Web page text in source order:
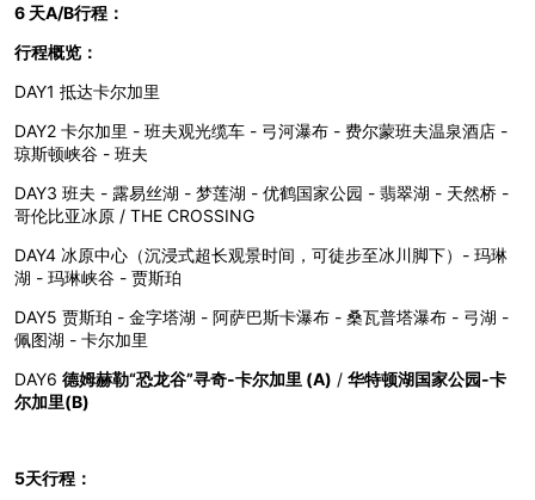
6 天A/B行程：
行程概览：
DAY1 抵达卡尔加里
DAY2 卡尔加里 - 班夫观光缆车 - 弓河瀑布 - 费尔蒙班夫温泉酒店 -
琼斯顿峡谷 - 班夫
DAY3 班夫 - 露易丝湖 - 梦莲湖 - 优鹤国家公园 - 翡翠湖 - 天然桥 -
哥伦比亚冰原 / THE CROSSING
DAY4 冰原中心（沉浸式超长观景时间，可徒步至冰川脚下）- 玛琳
湖 - 玛琳峡谷 - 贾斯珀
DAY5 贾斯珀 - 金字塔湖 - 阿萨巴斯卡瀑布 - 桑瓦普塔瀑布 - 弓湖 -
佩图湖 - 卡尔加里
DAY6 德姆赫勒“恐龙谷”寻奇-卡尔加里 (A) / 华特顿湖国家公园-卡
尔加里(B)
5天行程：